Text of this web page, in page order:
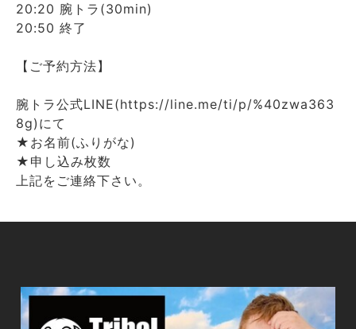
20:20 腕トラ(30min)
20:50 終了
【ご予約方法】
腕トラ公式LINE(https://line.me/ti/p/%40zwa363
8g)にて
★お名前(ふりがな)
★申し込み枚数
上記をご連絡下さい。